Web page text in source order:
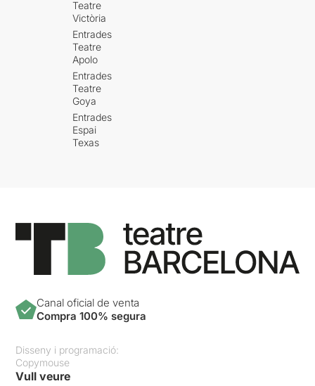
Teatre
Victòria
Entrades
Teatre
Apolo
Entrades
Teatre
Goya
Entrades
Espai
Texas
Canal oficial de venta
Compra 100% segura
Disseny i programació:
Copymouse
Vull veure